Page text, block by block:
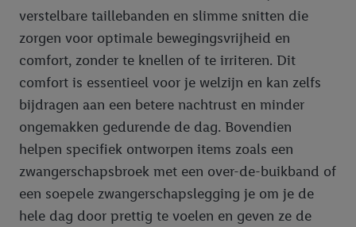
verstelbare taillebanden en slimme snitten die
zorgen voor optimale bewegingsvrijheid en
comfort, zonder te knellen of te irriteren. Dit
comfort is essentieel voor je welzijn en kan zelfs
bijdragen aan een betere nachtrust en minder
ongemakken gedurende de dag. Bovendien
helpen specifiek ontworpen items zoals een
zwangerschapsbroek met een over-de-buikband of
een soepele zwangerschapslegging je om je de
hele dag door prettig te voelen en geven ze de